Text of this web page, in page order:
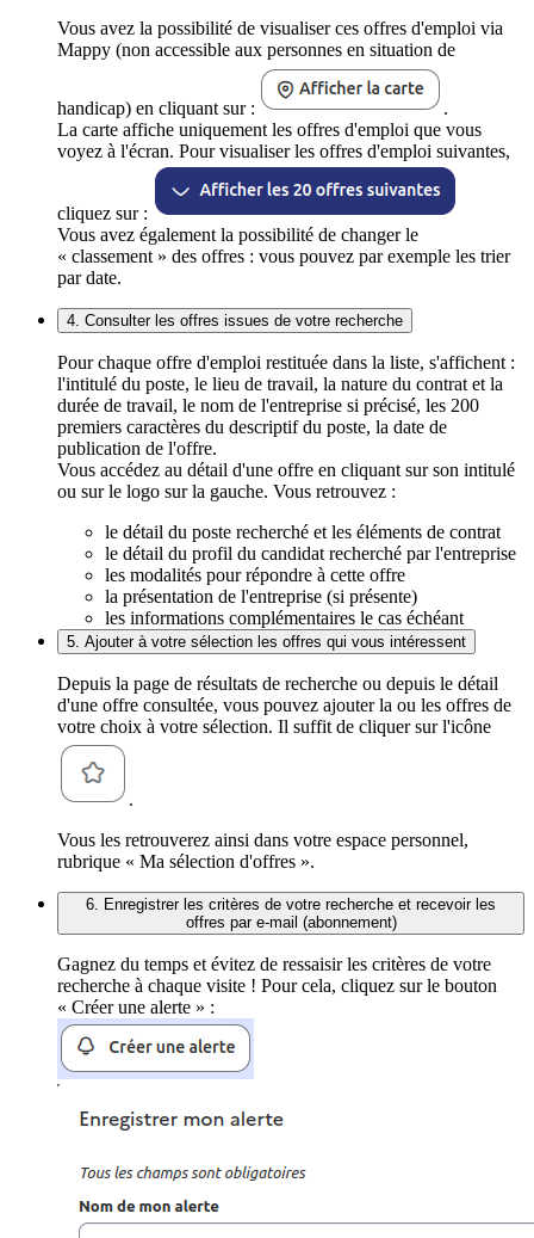
Vous avez la possibilité de visualiser ces offres d'emploi via
Mappy (non accessible aux personnes en situation de
handicap) en cliquant sur :
.
La carte affiche uniquement les offres d'emploi que vous
voyez à l'écran. Pour visualiser les offres d'emploi suivantes,
cliquez sur :
Vous avez également la possibilité de changer le
« classement » des offres : vous pouvez par exemple les trier
par date.
4. Consulter les offres issues de votre recherche
Pour chaque offre d'emploi restituée dans la liste, s'affichent :
l'intitulé du poste, le lieu de travail, la nature du contrat et la
durée de travail, le nom de l'entreprise si précisé, les 200
premiers caractères du descriptif du poste, la date de
publication de l'offre.
Vous accédez au détail d'une offre en cliquant sur son intitulé
ou sur le logo sur la gauche. Vous retrouvez :
le détail du poste recherché et les éléments de contrat
le détail du profil du candidat recherché par l'entreprise
les modalités pour répondre à cette offre
la présentation de l'entreprise (si présente)
les informations complémentaires le cas échéant
5. Ajouter à votre sélection les offres qui vous intéressent
Depuis la page de résultats de recherche ou depuis le détail
d'une offre consultée, vous pouvez ajouter la ou les offres de
votre choix à votre sélection. Il suffit de cliquer sur l'icône
.
Vous les retrouverez ainsi dans votre espace personnel,
rubrique « Ma sélection d'offres ».
6. Enregistrer les critères de votre recherche et recevoir les
offres par e-mail (abonnement)
Gagnez du temps et évitez de ressaisir les critères de votre
recherche à chaque visite ! Pour cela, cliquez sur le bouton
« Créer une alerte » :